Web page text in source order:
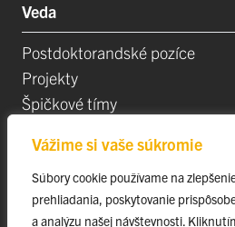
Vážime si vaše súkromie
Súbory cookie používame na
prehliadania, poskytovanie
a analýzu našej návštevnosti.
Veda
Postdoktorandské pozíce
Projekty
Špičkové tímy
Vedecké parky
Evidencia publikačnej činnosti
Habilitačné a vymenúvacie